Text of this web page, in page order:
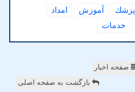
پزشك آموزش
امداد
خدمات
صفحه اخبار
بازگشت به صفحه اصلی